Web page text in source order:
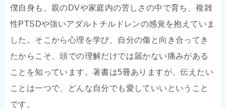
僕自身も、親のDVや家庭内の苦しさの中で育ち、複雑
性PTSDや強いアダルトチルドレンの感覚を抱えていま
した。そこから心理を学び、自分の傷と向き合ってき
たからこそ、頭での理解だけでは届かない痛みがある
ことを知っています。著書は5冊ありますが、伝えたい
ことは一つで、どんな自分でも愛していいということ
です。